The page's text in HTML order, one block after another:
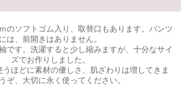
のソフトゴム入り、取替口もあります。パンツ
には、前開きはありません。
です。洗濯すると少し縮みますが、十分なサイ
ズでお作りしました。
ほどに素材の優しさ、肌ざわりは増してきま
ぞ、大切に永く使ってください。